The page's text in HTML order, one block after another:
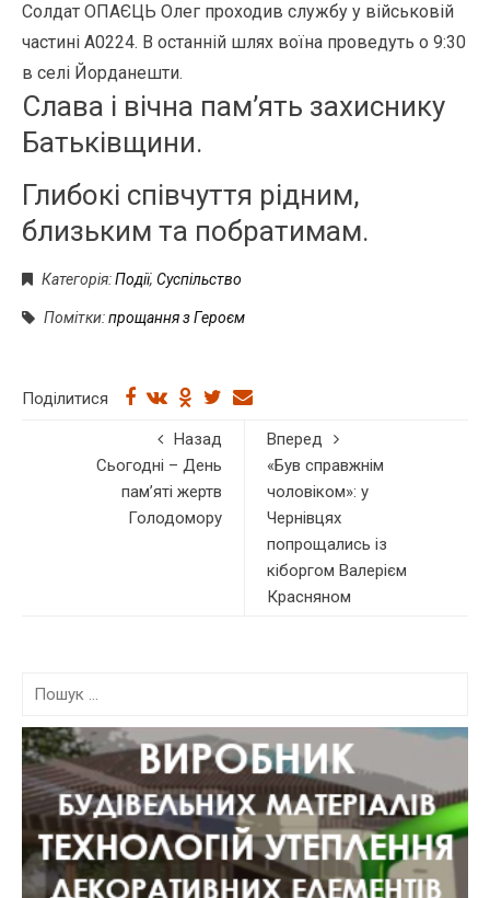
Солдат ОПАЄЦЬ Олег проходив службу у військовій
частині А0224. В останній шлях воїна проведуть о 9:30
в селі Йорданешти.
Слава і вічна пам’ять захиснику
Батьківщини.
Глибокі співчуття рідним,
близьким та побратимам.
Категорія:Події, Суспільство
Помітки:прощання з Героєм
Поділитися
Назад
Сьогодні – День
памʼяті жертв
Голодомору
Вперед
«Був справжнім
чоловіком»: у
Чернівцях
попрощались із
кіборгом Валерієм
Красняном
ш
у
к
: